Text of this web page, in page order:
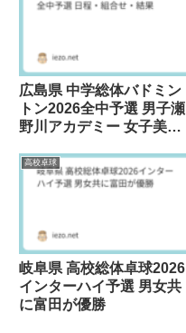
広島県 中学総体バドミン
トン2026全中予選 男子瀬
野川アカデミー 女子美鈴
高校卓球
岐阜県 高校総体卓球2026
インターハイ予選 男女共
に富田が優勝